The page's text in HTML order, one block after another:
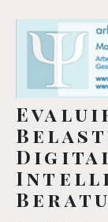
content